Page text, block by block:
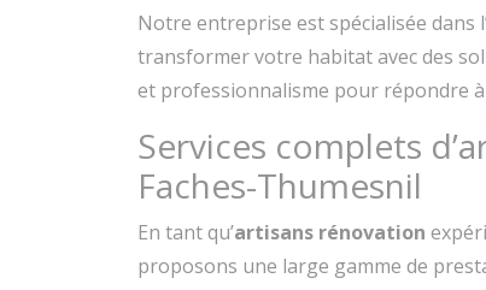
Notre entreprise est spécialisée dans
transformer votre habitat avec des
et professionnalisme pour répondre
Services complets
Faches-Thumesnil
En tant qu’artisans rénovation
proposons une large gamme de